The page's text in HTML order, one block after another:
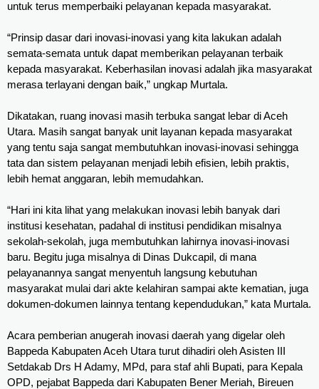
untuk terus memperbaiki pelayanan kepada masyarakat.
“Prinsip dasar dari inovasi-inovasi yang kita lakukan adalah
semata-semata untuk dapat memberikan pelayanan terbaik
kepada masyarakat. Keberhasilan inovasi adalah jika masyarakat
merasa terlayani dengan baik,” ungkap Murtala.
Dikatakan, ruang inovasi masih terbuka sangat lebar di Aceh
Utara. Masih sangat banyak unit layanan kepada masyarakat
yang tentu saja sangat membutuhkan inovasi-inovasi sehingga
tata dan sistem pelayanan menjadi lebih efisien, lebih praktis,
lebih hemat anggaran, lebih memudahkan.
“Hari ini kita lihat yang melakukan inovasi lebih banyak dari
institusi kesehatan, padahal di institusi pendidikan misalnya
sekolah-sekolah, juga membutuhkan lahirnya inovasi-inovasi
baru. Begitu juga misalnya di Dinas Dukcapil, di mana
pelayanannya sangat menyentuh langsung kebutuhan
masyarakat mulai dari akte kelahiran sampai akte kematian, juga
dokumen-dokumen lainnya tentang kependudukan,” kata Murtala.
Acara pemberian anugerah inovasi daerah yang digelar oleh
Bappeda Kabupaten Aceh Utara turut dihadiri oleh Asisten III
Setdakab Drs H Adamy, MPd, para staf ahli Bupati, para Kepala
OPD, pejabat Bappeda dari Kabupaten Bener Meriah, Bireuen